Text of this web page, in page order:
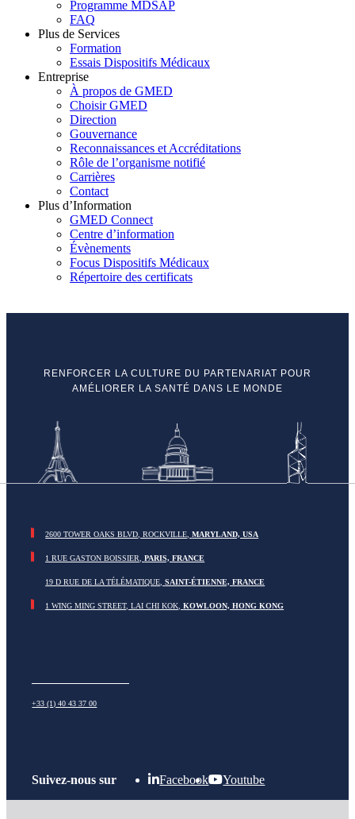
Programme MDSAP
FAQ
Plus de Services
Formation
Essais Dispositifs Médicaux
Entreprise
À propos de GMED
Choisir GMED
Direction
Gouvernance
Reconnaissances et Accréditations
Rôle de l’organisme notifié
Carrières
Contact
Plus d’Information
GMED Connect
Centre d’information
Évènements
Focus Dispositifs Médicaux
Répertoire des certificats
RENFORCER LA CULTURE DU PARTENARIAT POUR
AMÉLIORER LA SANTÉ DANS LE MONDE
1 RUE GASTON BOISSIER,PARIS, FRANCE
2600 TOWER OAKS BLVD, ROCKVILLE,MARYLAND, USA
1 WING MING STREET, LAI CHI KOK,KOWLOON, HONG KONG
19 D RUE DE LA TÉLÉMATIQUE,SAINT-ÉTIENNE, FRANCE
+33 (1) 40 43 37 00
Suivez-nous sur Facebook Youtube